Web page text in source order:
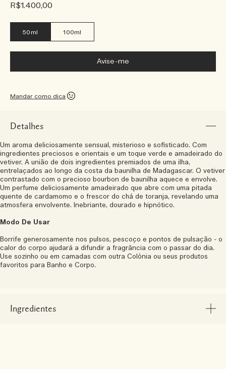
R$1.400,00
50ml 100ml
Avise-me
Mandar como dica
Detalhes
Um aroma deliciosamente sensual, misterioso e sofisticado. Com
ingredientes preciosos e orientais e um toque verde e amadeirado do
vetiver. A união de dois ingredientes premiados de uma ilha,
entrelaçados ao longo da costa da baunilha de Madagascar. O vetiver
contrastado com o precioso bourbon de baunilha aquece e envolve.
Um perfume deliciosamente amadeirado que abre com uma pitada
quente de cardamomo e o frescor do chá de toranja, revelando uma
atmosfera envolvente. Inebriante, dourado e hipnótico.
Modo De Usar
Borrife generosamente nos pulsos, pescoço e pontos de pulsação - o
calor do corpo ajudará a difundir a fragrância com o passar do dia.
Use sozinho ou em camadas com outra Colônia ou seus produtos
favoritos para Banho e Corpo.
Ingredientes